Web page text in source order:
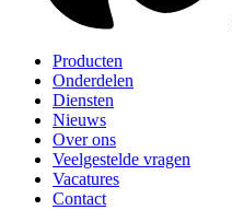
Producten
Onderdelen
Diensten
Nieuws
Over ons
Veelgestelde vragen
Vacatures
Contact